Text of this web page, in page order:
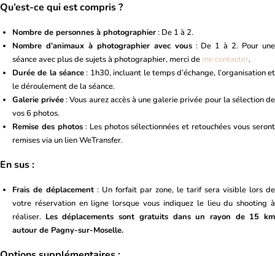
Qu’est-ce qui est compris ?
Nombre de personnes à photographier: De 1 à 2.
Nombre d’animaux à photographier avec vous: De 1 à 2. Pour une
séance avec plus de sujets à photographier, merci de me contacter.
Durée de la séance: 1h30, incluant le temps d’échange, l’organisation et
le déroulement de la séance.
Galerie privée: Vous aurez accès à une galerie privée pour la sélection de
vos 6 photos.
Remise des photos: Les photos sélectionnées et retouchées vous seront
remises via un lien WeTransfer.
En sus :
Frais de déplacement : Un forfait par zone, le tarif sera visible lors de
votre réservation en ligne lorsque vous indiquez le lieu du shooting à
réaliser. Les déplacements sont gratuits dans un rayon de 15 km
autour de Pagny-sur-Moselle.